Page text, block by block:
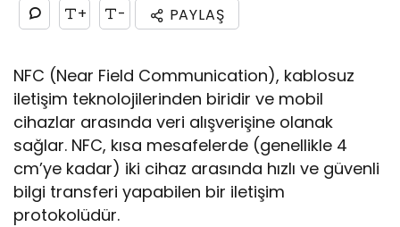
+ - PAYLAŞ
NFC (Near Field Communication), kablosuz
iletişim teknolojilerinden biridir ve mobil
cihazlar arasında veri alışverişine olanak
sağlar. NFC, kısa mesafelerde (genellikle 4
cm’ye kadar) iki cihaz arasında hızlı ve güvenli
bilgi transferi yapabilen bir iletişim
protokolüdür.